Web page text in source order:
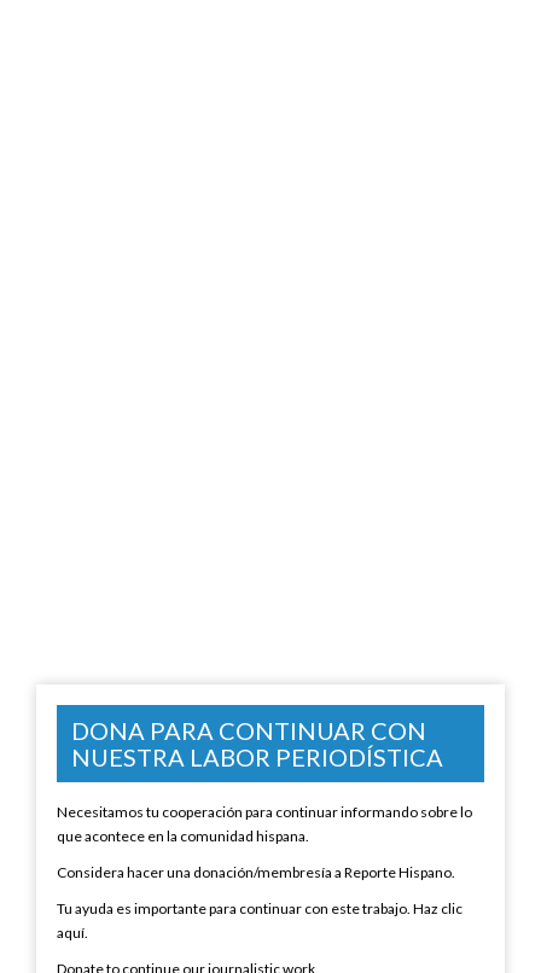
DONA PARA CONTINUAR CON
NUESTRA LABOR PERIODÍSTICA
Necesitamos tu cooperación para continuar informando sobre lo
que acontece en la comunidad hispana.
Considera hacer una donación/membresía a Reporte Hispano.
Tu ayuda es importante para continuar con este trabajo. Haz clic
aquí.
Donate to continue our journalistic work